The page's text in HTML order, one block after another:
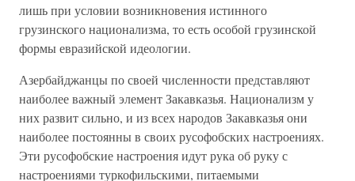
лишь при условии возникновения истинного
грузинского национализма, то есть особой грузинской
формы евразийской идеологии.
Азербайджанцы по своей численности представляют
наиболее важный элемент Закавказья. Национализм у
них развит сильно, и из всех народов Закавказья они
наиболее постоянны в своих русофобских настроениях.
Эти русофобские настроения идут рука об руку с
настроениями туркофильскими, питаемыми